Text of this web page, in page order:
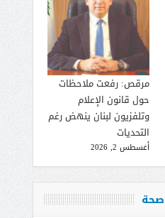
مرقص: رفعت ملاحظات
حول قانون الإعلام
وتلفزيون لبنان ينهض رغم
التحديات
أغسطس 2, 2026
صحة